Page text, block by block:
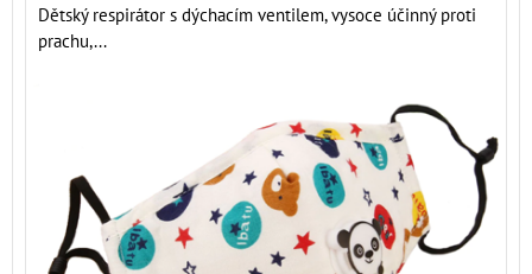
Dětský respirátor s dýchacím ventilem, vysoce účinný proti
prachu,...